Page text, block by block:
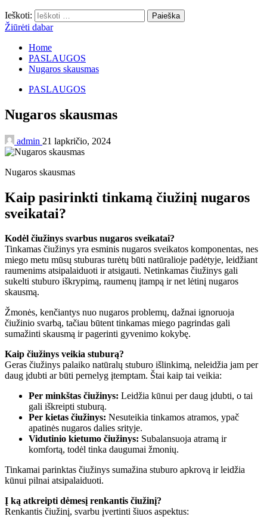
Ieškoti:
Žiūrėti dabar
Home
PASLAUGOS
Nugaros skausmas
PASLAUGOS
Nugaros skausmas
admin 21 lapkričio, 2024
Nugaros skausmas
Kaip pasirinkti tinkamą čiužinį nugaros
sveikatai?
Kodėl čiužinys svarbus nugaros sveikatai?
Tinkamas čiužinys yra esminis nugaros sveikatos komponentas, nes
miego metu mūsų stuburas turėtų būti natūralioje padėtyje, leidžiant
raumenims atsipalaiduoti ir atsigauti. Netinkamas čiužinys gali
sukelti stuburo iškrypimą, raumenų įtampą ir net lėtinį nugaros
skausmą.
Žmonės, kenčiantys nuo nugaros problemų, dažnai ignoruoja
čiužinio svarbą, tačiau būtent tinkamas miego pagrindas gali
sumažinti skausmą ir pagerinti gyvenimo kokybę.
Kaip čiužinys veikia stuburą?
Geras čiužinys palaiko natūralų stuburo išlinkimą, neleidžia jam per
daug įdubti ar būti pernelyg įtemptam. Štai kaip tai veikia:
Per minkštas čiužinys: Leidžia kūnui per daug įdubti, o tai
gali iškreipti stuburą.
Per kietas čiužinys: Nesuteikia tinkamos atramos, ypač
apatinės nugaros dalies srityje.
Vidutinio kietumo čiužinys: Subalansuoja atramą ir
komfortą, todėl tinka daugumai žmonių.
Tinkamai parinktas čiužinys sumažina stuburo apkrovą ir leidžia
kūnui pilnai atsipalaiduoti.
Į ką atkreipti dėmesį renkantis čiužinį?
Renkantis čiužinį, svarbu įvertinti šiuos aspektus: